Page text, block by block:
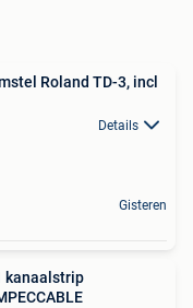
Roland TD-3, incl
Details
Gisteren
kanaalstrip